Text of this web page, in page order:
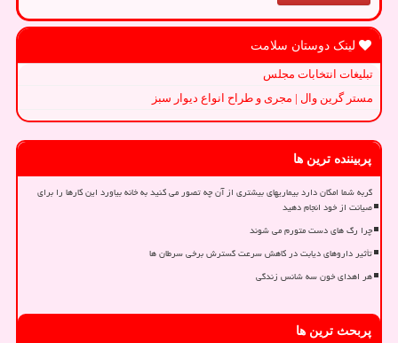
لینک دوستان سلامت
تبلیغات انتخابات مجلس
مستر گرین وال | مجری و طراح انواع دیوار سبز
پربیننده ترین ها
گربه شما امکان دارد بیماریهای بیشتری از آن چه تصور می کنید به خانه بیاورد این کارها را برای
صیانت از خود انجام دهید
چرا رگ های دست متورم می شوند
تأثیر داروهای دیابت در کاهش سرعت گسترش برخی سرطان ها
هر اهدای خون سه شانس زندگی
پربحث ترین ها